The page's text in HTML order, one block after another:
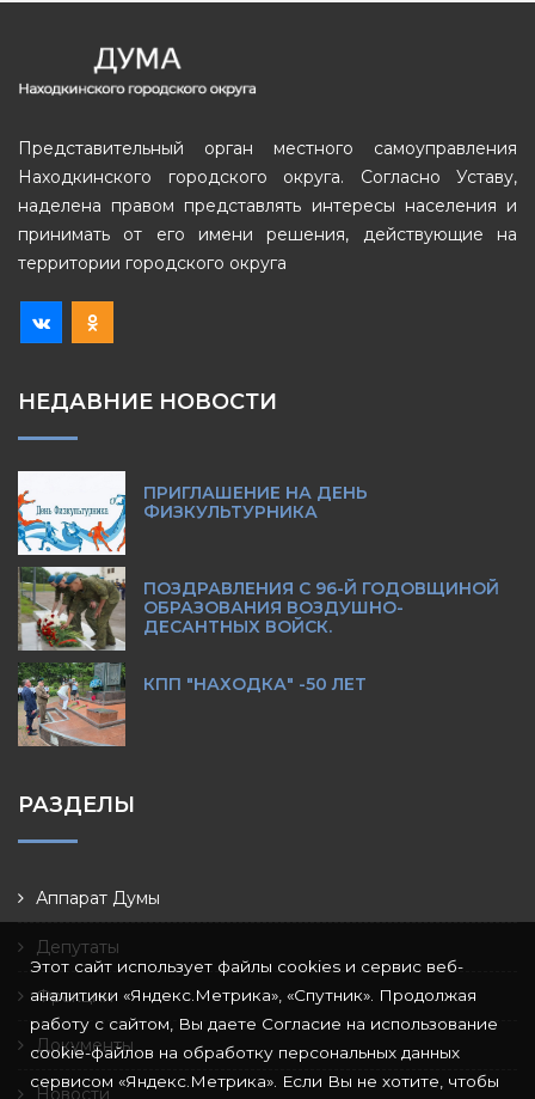
Представительный орган местного самоуправления
Находкинского городского округа. Согласно Уставу,
наделена правом представлять интересы населения и
принимать от его имени решения, действующие на
территории городского округа
НЕДАВНИЕ НОВОСТИ
ПРИГЛАШЕНИЕ НА ДЕНЬ
ФИЗКУЛЬТУРНИКА
ПОЗДРАВЛЕНИЯ С 96-Й ГОДОВЩИНОЙ
ОБРАЗОВАНИЯ ВОЗДУШНО-
ДЕСАНТНЫХ ВОЙСК.
КПП "НАХОДКА" -50 ЛЕТ
РАЗДЕЛЫ
Аппарат Думы
Депутаты
Фракции
Документы
Новости
Этот сайт использует файлы cookies и сервис веб-
аналитики «Яндекс.Метрика», «Спутник». Продолжая
работу с сайтом, Вы даете Согласие на использование
cookie-файлов на обработку персональных данных
сервисом «Яндекс.Метрика». Если Вы не хотите, чтобы